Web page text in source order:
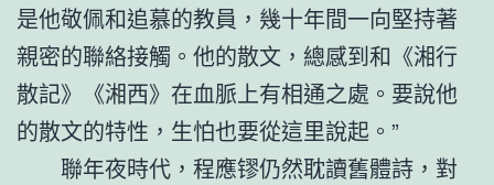
是他敬佩和追慕的教員，幾十年間一向堅持著
親密的聯絡接觸。他的散文，總感到和《湘行
散記》《湘西》在血脈上有相通之處。要說他
的散文的特性，生怕也要從這里說起。”
聯年夜時代，程應镠仍然耽讀舊體詩，對